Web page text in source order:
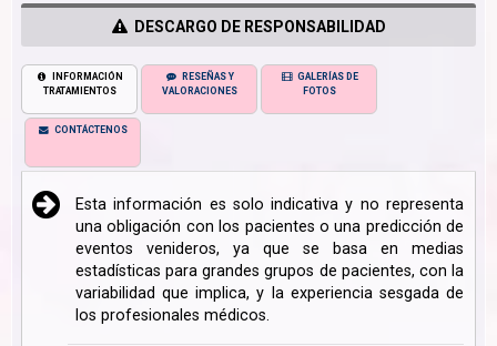
DESCARGO DE RESPONSABILIDAD
INFORMACIÓN
TRATAMIENTOS
RESEÑAS Y
VALORACIONES
GALERÍAS DE
FOTOS
CONTÁCTENOS
Esta información es solo indicativa y no representa
una obligación con los pacientes o una predicción de
eventos venideros, ya que se basa en medias
estadísticas para grandes grupos de pacientes, con la
variabilidad que implica, y la experiencia sesgada de
los profesionales médicos.